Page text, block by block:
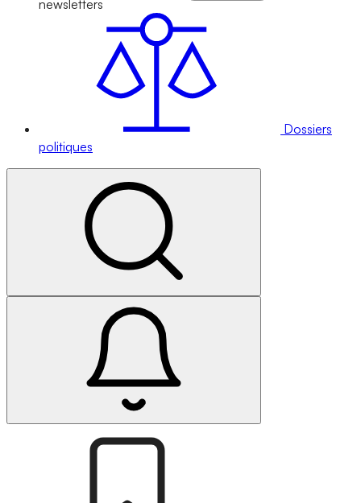
newsletters
Dossiers
politiques